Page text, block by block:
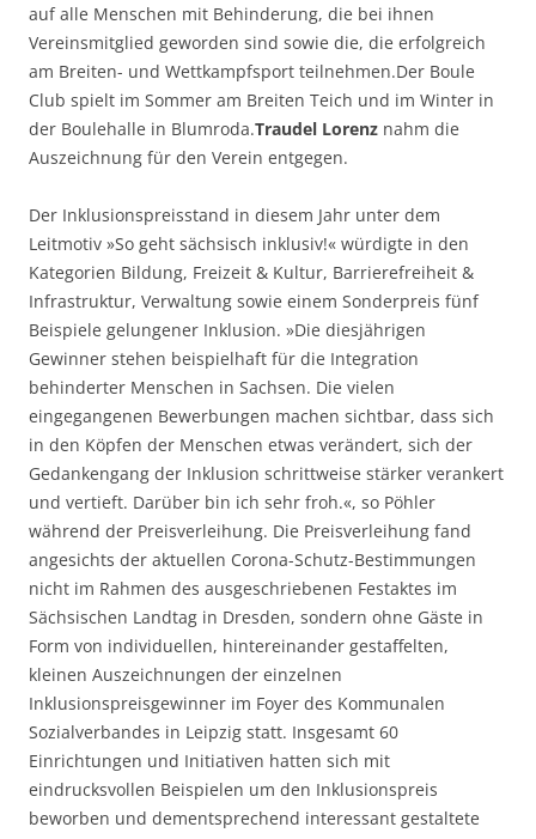
auf alle Menschen mit Behinderung, die bei ihnen
Vereinsmitglied geworden sind sowie die, die erfolgreich
am Breiten- und Wettkampfsport teilnehmen.Der Boule
Club spielt im Sommer am Breiten Teich und im Winter in
der Boulehalle in Blumroda.Traudel Lorenz nahm die
Auszeichnung für den Verein entgegen.
Der Inklusionspreisstand in diesem Jahr unter dem
Leitmotiv »So geht sächsisch inklusiv!« würdigte in den
Kategorien Bildung, Freizeit & Kultur, Barrierefreiheit &
Infrastruktur, Verwaltung sowie einem Sonderpreis fünf
Beispiele gelungener Inklusion. »Die diesjährigen
Gewinner stehen beispielhaft für die Integration
behinderter Menschen in Sachsen. Die vielen
eingegangenen Bewerbungen machen sichtbar, dass sich
in den Köpfen der Menschen etwas verändert, sich der
Gedankengang der Inklusion schrittweise stärker verankert
und vertieft. Darüber bin ich sehr froh.«, so Pöhler
während der Preisverleihung. Die Preisverleihung fand
angesichts der aktuellen Corona-Schutz-Bestimmungen
nicht im Rahmen des ausgeschriebenen Festaktes im
Sächsischen Landtag in Dresden, sondern ohne Gäste in
Form von individuellen, hintereinander gestaffelten,
kleinen Auszeichnungen der einzelnen
Inklusionspreisgewinner im Foyer des Kommunalen
Sozialverbandes in Leipzig statt. Insgesamt 60
Einrichtungen und Initiativen hatten sich mit
eindrucksvollen Beispielen um den Inklusionspreis
beworben und dementsprechend interessant gestaltete